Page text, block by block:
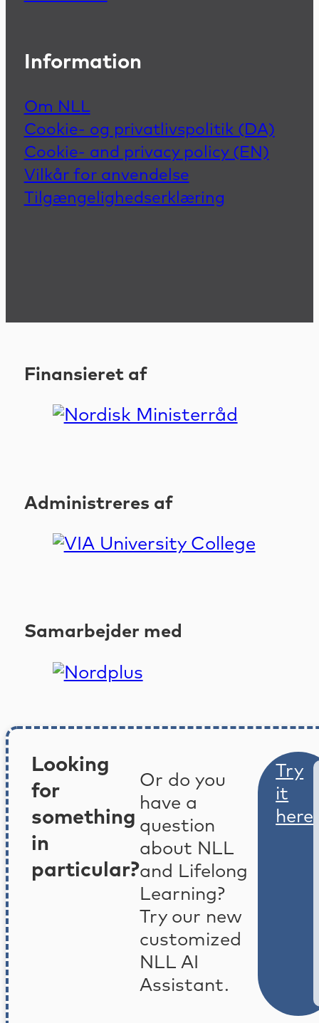
Information
Om NLL
Cookie- og privatlivspolitik (DA)
Cookie- and privacy policy (EN)
Vilkår for anvendelse
Tilgængelighedserklæring
Finansieret af
Administreres af
Samarbejder med
Looking
for
something
in
particular?
Or do you
have a
question
about NLL
and Lifelong
Learning?
Try our new
customized
NLL AI
Assistant.
Try
it
here